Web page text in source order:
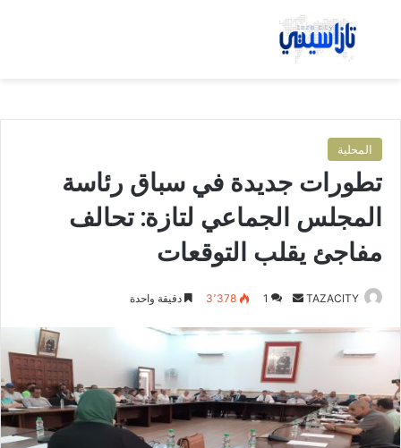
بحث عن
المحلية
تطورات جديدة في سباق رئاسة
المجلس الجماعي لتازة: تحالف
مفاجئ يقلب التوقعات
TAZACITY
س
ل
ب
ر
ي
1 3٬378 دقيقة واحدة